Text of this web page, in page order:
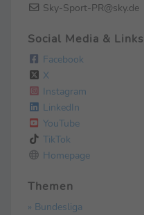
Sky-Sport-PR@sky.de
Social Media & Links
Facebook
X
Instagram
LinkedIn
YouTube
TikTok
Homepage
Themen
» Bundesliga